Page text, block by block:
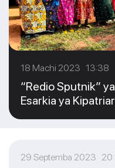
18 Machi 2023 13:38
“Redio Sputnik”
Esarkia ya
29 Septemba 2023